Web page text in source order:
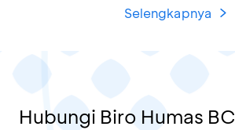
Selengkapnya
Hubungi Biro Humas